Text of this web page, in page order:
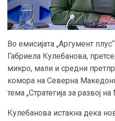
Во емисијата „Аргумент
Габриела Кулебанова,
микро, мали и средни
комора на Северна
тема „Стратегија за развој
Кулебанова истакна дека